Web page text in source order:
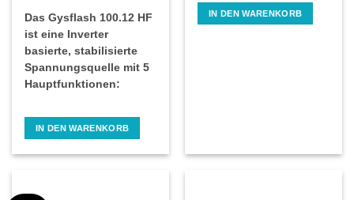
Das Gysflash 100.12 HF
ist eine Inverter
basierte, stabilisierte
Spannungsquelle mit 5
Hauptfunktionen:
IN DEN WARENKORB
IN DEN WARENKORB